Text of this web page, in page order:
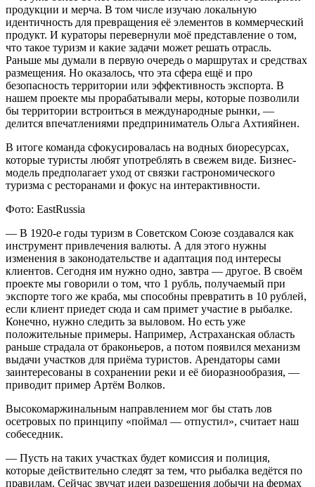
продукции и мерча. В том числе изучаю локальную
идентичность для превращения её элементов в коммерческий
продукт. И кураторы перевернули моё представление о том,
что такое туризм и какие задачи может решать отрасль.
Раньше мы думали в первую очередь о маршрутах и средствах
размещения. Но оказалось, что эта сфера ещё и про
безопасность территории или эффективность экспорта. В
нашем проекте мы прорабатывали меры, которые позволили
бы территории встроиться в международные рынки, —
делится впечатлениями предприниматель Ольга Ахтияйнен.
В итоге команда сфокусировалась на водных биоресурсах,
которые туристы любят употреблять в свежем виде. Бизнес-
модель предполагает уход от связки гастрономического
туризма с ресторанами и фокус на интерактивности.
Фото: EastRussia
— В 1920-е годы туризм в Советском Союзе создавался как
инструмент привлечения валюты. А для этого нужны
изменения в законодательстве и адаптация под интересы
клиентов. Сегодня им нужно одно, завтра — другое. В своём
проекте мы говорили о том, что 1 рубль, получаемый при
экспорте того же краба, мы способны превратить в 10 рублей,
если клиент приедет сюда и сам примет участие в рыбалке.
Конечно, нужно следить за выловом. Но есть уже
положительные примеры. Например, Астраханская область
раньше страдала от браконьеров, а потом появился механизм
выдачи участков для приёма туристов. Арендаторы сами
заинтересованы в сохранении реки и её биоразнообразия, —
приводит пример Артём Волков.
Высокомаржинальным направлением мог бы стать лов
осетровых по принципу «поймал — отпустил», считает наш
собеседник.
— Пусть на таких участках будет комиссия и полиция,
которые действительно следят за тем, что рыбалка ведётся по
правилам. Сейчас звучат идеи разрешения добычи на фермах